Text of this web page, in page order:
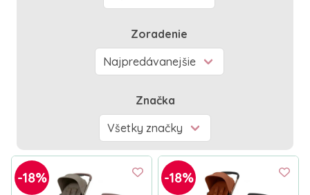
Zoradenie
Značka
-18% -18%